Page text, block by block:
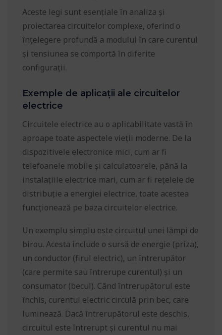
Aceste legi sunt esențiale în analiza și
proiectarea circuitelor complexe, oferind o
înțelegere profundă a modului în care curentul
și tensiunea se comportă în diferite
configurații.
Exemple de aplicații ale circuitelor
electrice
Circuitele electrice au o aplicabilitate vastă în
aproape toate aspectele vieții moderne. De la
dispozitivele electronice mici, cum ar fi
telefoanele mobile și calculatoarele, până la
instalațiile electrice mari, cum ar fi rețelele de
distribuție a energiei electrice, toate acestea
funcționează pe baza circuitelor electrice.
Un exemplu simplu este circuitul unei lămpi de
birou. Acesta include o sursă de energie (priza),
un conductor (firul electric), un întrerupător
(care permite sau întrerupe curentul) și un
consumator (becul). Când întrerupătorul este
închis, curentul electric circulă prin bec, care
luminează. Dacă întrerupătorul este deschis,
circuitul este întrerupt și curentul nu mai